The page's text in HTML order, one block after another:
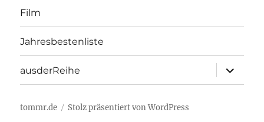
Film
Jahresbestenliste
ausderReihe
öffnen
tommr.de Stolz präsentiert von WordPress